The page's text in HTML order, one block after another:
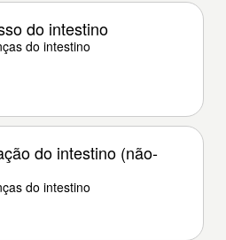
do intestino
do intestino
do intestino (não-
do intestino